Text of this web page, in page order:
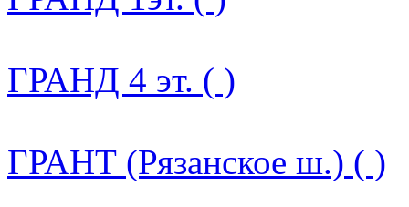
ГРАНД 4 эт. ( )
ГРАНТ (Рязанское ш.) ( )